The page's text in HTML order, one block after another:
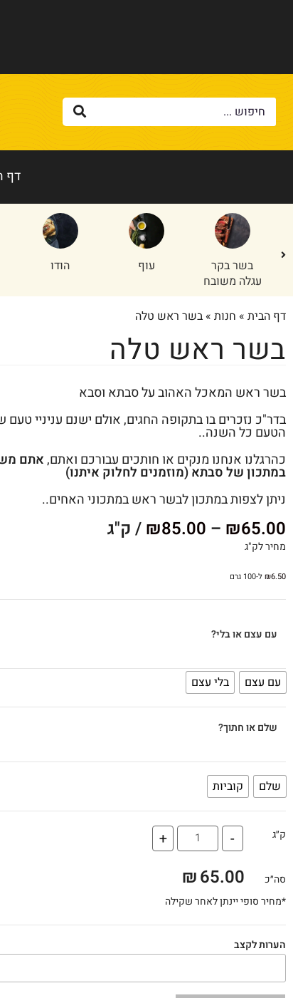
דף
בשר בקר
עגלה משובח
עוף הודו
דף הבית » חנות »בשר ראש טלה
בשר ראש טלה
בשר ראש המאכל האהוב על סבתא וסבא
בדר"כ נזכרים בו בתקופה החגים, אולם ישנם עניניי
הטעם כל השנה..
כהרגלנו אנחנו מנקים או חותכים עבורכם ואתם,אתם
במתכון של סבתא (מוזמנים לחלוק איתנו)
ניתן לצפות במתכון לבשר ראש במתכוני האחים..
₪65.00
–
₪85.00 / ק"ג
מחיר לק"ג
₪6.50 ל-100 גרם
עם עצם או בלי?
עם עצם בלי עצם
שלם או חתוך?
שלם קוביות
ק״ג -
+
סה״כ 65.00
₪
*מחיר סופי יינתן לאחר שקילה
הערות לקצב